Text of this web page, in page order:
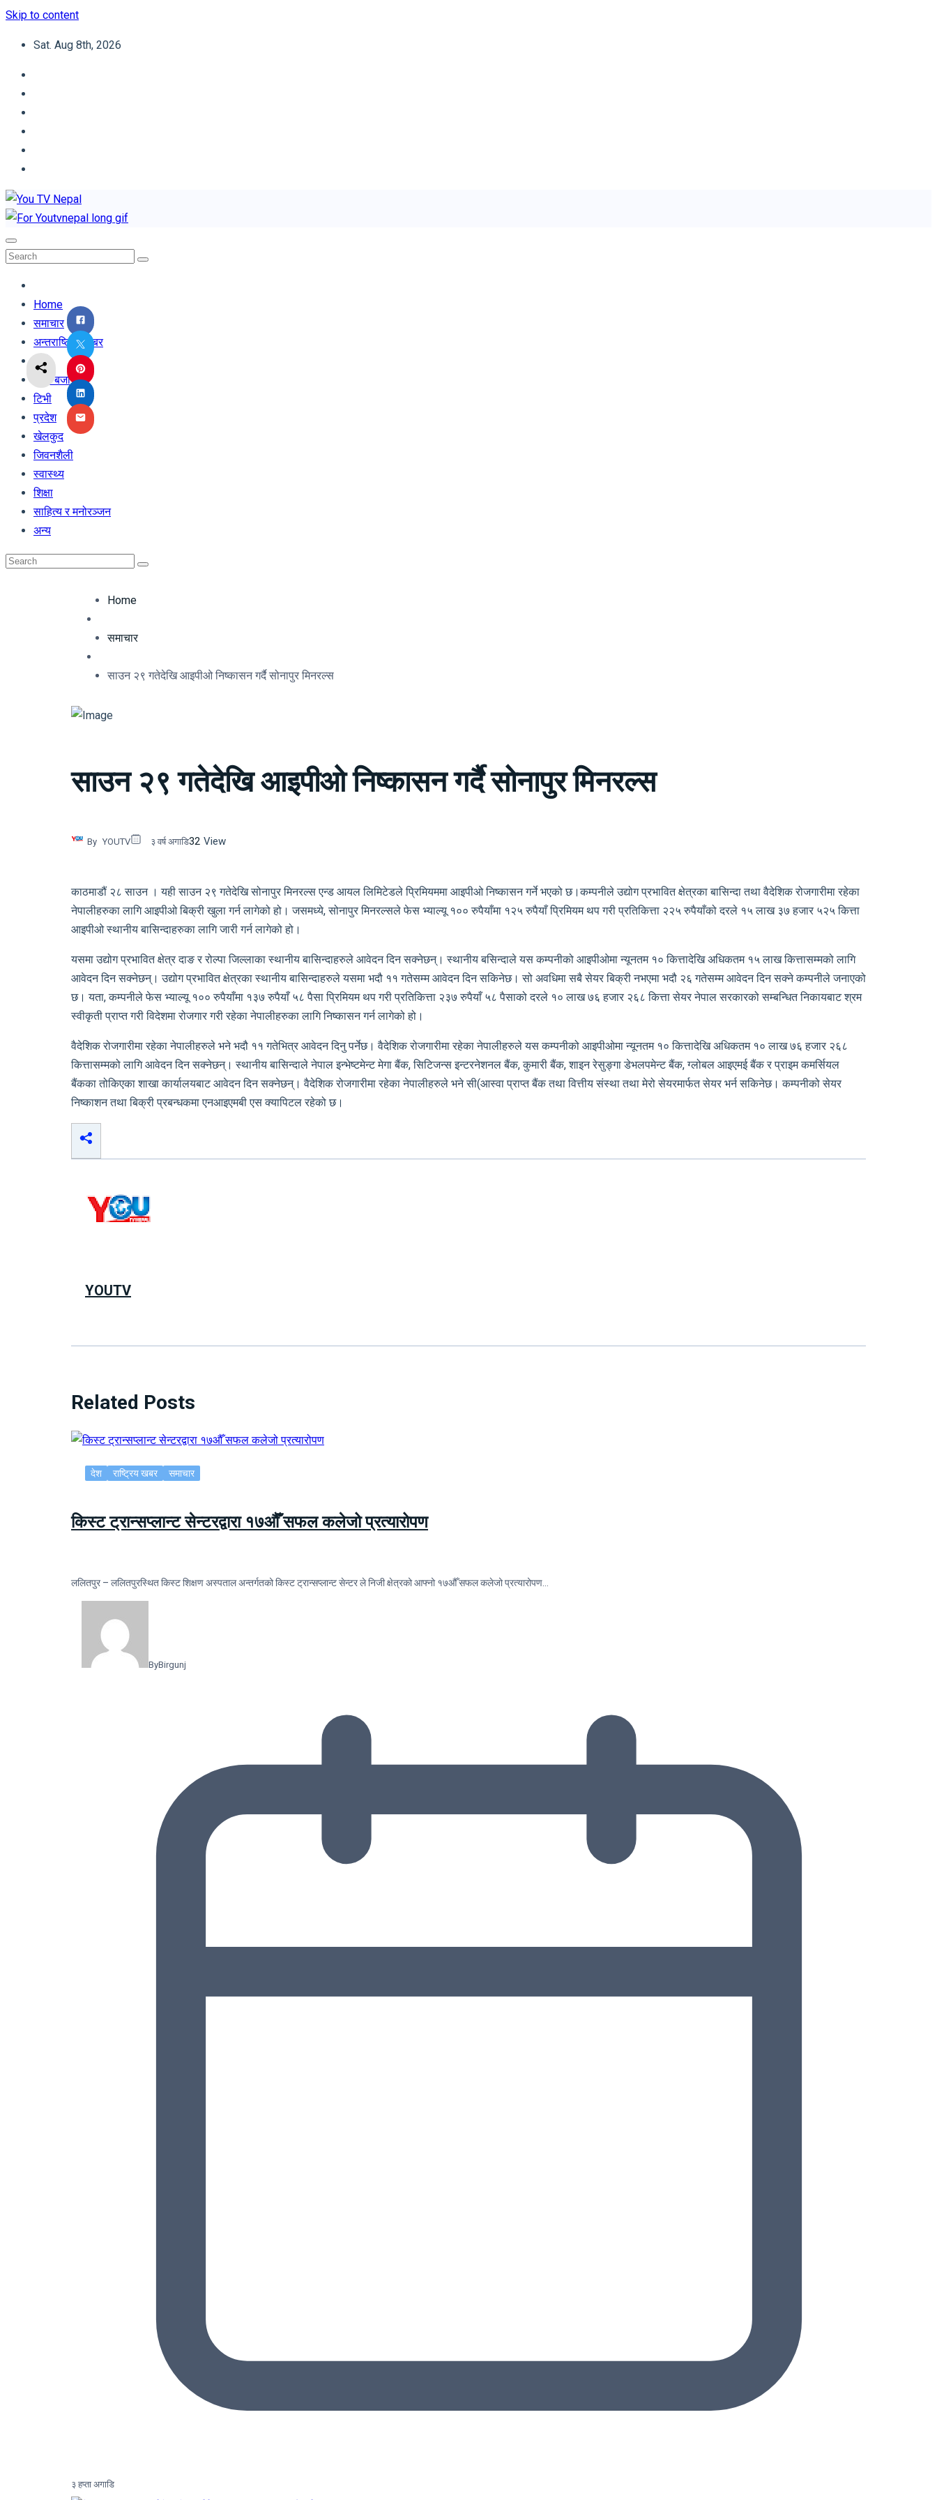
Skip to content
Sat. Aug 8th, 2026
Home
समाचार
अन्तराष्ट्रिय खबर
अर्थ
शेयर बजार
टिभी
प्रदेश
खेलकुद
जिवनशैली
स्वास्थ्य
शिक्षा
साहित्य र मनोरञ्जन
अन्य
Home
समाचार
साउन २९ गतेदेखि आइपीओ निष्कासन गर्दै सोनापुर मिनरल्स
साउन २९ गतेदेखि आइपीओ निष्कासन गर्दै सोनापुर मिनरल्स
By YOUTV ३ वर्ष अगाडि32 View
काठमाडौं २८ साउन । यही साउन २९ गतेदेखि सोनापुर मिनरल्स एन्ड आयल लिमिटेडले प्रिमियममा आइपीओ निष्कासन गर्ने भएको छ।कम्पनीले उद्योग प्रभावित क्षेत्रका बासिन्दा तथा वैदेशिक रोजगारीमा रहेका
नेपालीहरुका लागि आइपीओ बिक्री खुला गर्न लागेको हो। जसमध्ये, सोनापुर मिनरल्सले फेस भ्याल्यू १०० रुपैयाँमा १२५ रुपैयाँ प्रिमियम थप गरी प्रतिकित्ता २२५ रुपैयाँको दरले १५ लाख ३७ हजार ५२५ कित्ता
आइपीओ स्थानीय बासिन्दाहरुका लागि जारी गर्न लागेको हो।
यसमा उद्योग प्रभावित क्षेत्र दाङ र रोल्पा जिल्लाका स्थानीय बासिन्दाहरुले आवेदन दिन सक्नेछन्। स्थानीय बसिन्दाले यस कम्पनीको आइपीओमा न्यूनतम १० कित्तादेखि अधिकतम १५ लाख कित्तासम्मको लागि
आवेदन दिन सक्नेछन्। उद्योग प्रभावित क्षेत्रका स्थानीय बासिन्दाहरुले यसमा भदौ ११ गतेसम्म आवेदन दिन सकिनेछ। सो अवधिमा सबै सेयर बिक्री नभएमा भदौ २६ गतेसम्म आवेदन दिन सक्ने कम्पनीले जनाएको
छ। यता, कम्पनीले फेस भ्याल्यू १०० रुपैयाँमा १३७ रुपैयाँ ५८ पैसा प्रिमियम थप गरी प्रतिकित्ता २३७ रुपैयाँ ५८ पैसाको दरले १० लाख ७६ हजार २६८ कित्ता सेयर नेपाल सरकारको सम्बन्धित निकायबाट श्रम
स्वीकृती प्राप्त गरी विदेशमा रोजगार गरी रहेका नेपालीहरुका लागि निष्कासन गर्न लागेको हो।
वैदेशिक रोजगारीमा रहेका नेपालीहरुले भने भदौ ११ गतेभित्र आवेदन दिनु पर्नेछ। वैदेशिक रोजगारीमा रहेका नेपालीहरुले यस कम्पनीको आइपीओमा न्यूनतम १० कित्तादेखि अधिकतम १० लाख ७६ हजार २६८
कित्तासम्मको लागि आवेदन दिन सक्नेछन्। स्थानीय बासिन्दाले नेपाल इन्भेष्टमेन्ट मेगा बैंक, सिटिजन्स इन्टरनेशनल बैंक, कुमारी बैंक, शाइन रेसुङ्गा डेभलपमेन्ट बैंक, ग्लोबल आइएमई बैंक र प्राइम कमर्सियल
बैंकका तोकिएका शाखा कार्यालयबाट आवेदन दिन सक्नेछन्। वैदेशिक रोजगारीमा रहेका नेपालीहरुले भने सी(आस्वा प्राप्त बैंक तथा वित्तीय संस्था तथा मेरो सेयरमार्फत सेयर भर्न सकिनेछ। कम्पनीको सेयर
निष्काशन तथा बिक्री प्रबन्धकमा एनआइएमबी एस क्यापिटल रहेको छ।
YOUTV
Related Posts
देश राष्ट्रिय खबर समाचार
किस्ट ट्रान्सप्लान्ट सेन्टरद्वारा १७औँ सफल कलेजो प्रत्यारोपण
ललितपुर – ललितपुरस्थित किस्ट शिक्षण अस्पताल अन्तर्गतको किस्ट ट्रान्सप्लान्ट सेन्टर ले निजी क्षेत्रको आफ्नो १७औँ सफल कलेजो प्रत्यारोपण…
ByBirgunj
३ हप्ता अगाडि